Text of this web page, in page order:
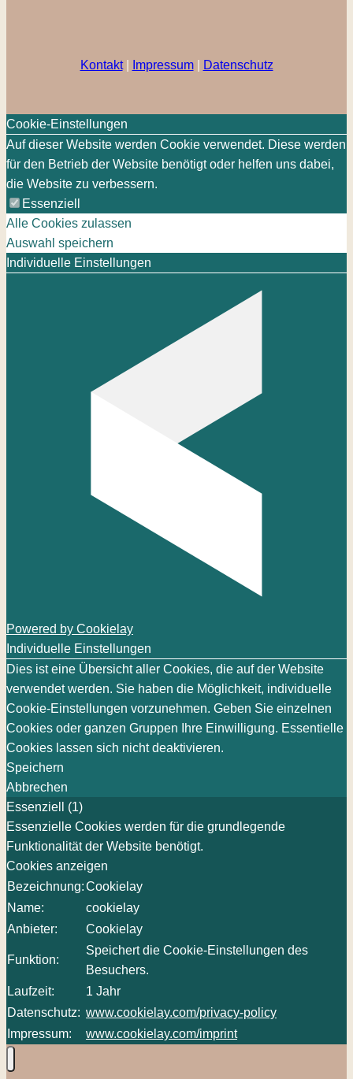
Kontakt| Impressum| Datenschutz
Cookie-Einstellungen
Auf dieser Website werden Cookie verwendet. Diese werden
für den Betrieb der Website benötigt oder helfen uns dabei,
die Website zu verbessern.
Essenziell
Alle Cookies zulassen
Auswahl speichern
Individuelle Einstellungen
Powered by Cookielay
Individuelle Einstellungen
Dies ist eine Übersicht aller Cookies, die auf der Website
verwendet werden. Sie haben die Möglichkeit, individuelle
Cookie-Einstellungen vorzunehmen. Geben Sie einzelnen
Cookies oder ganzen Gruppen Ihre Einwilligung. Essentielle
Cookies lassen sich nicht deaktivieren.
Speichern
Abbrechen
Essenziell (1)
Essenzielle Cookies werden für die grundlegende
Funktionalität der Website benötigt.
Cookies anzeigen
Bezeichnung:Cookielay
Name:
cookielay
Anbieter:
Cookielay
Funktion:
Speichert die Cookie-Einstellungen des
Besuchers.
Laufzeit:
1 Jahr
Datenschutz: www.cookielay.com/privacy-policy
Impressum:
www.cookielay.com/imprint